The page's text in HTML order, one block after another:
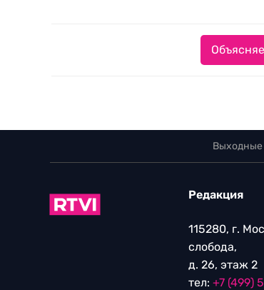
Выходные
Редакция
115280, г.
слобода,
д. 26, этаж 2
тел: +7 (499)